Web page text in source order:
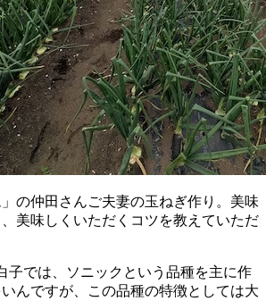
」の仲田さんご夫妻の玉ねぎ作り。美味
美味しくいただくコツを教えていただ
子では、ソニックという品種を主に作
んですが、この品種の特徴としては大